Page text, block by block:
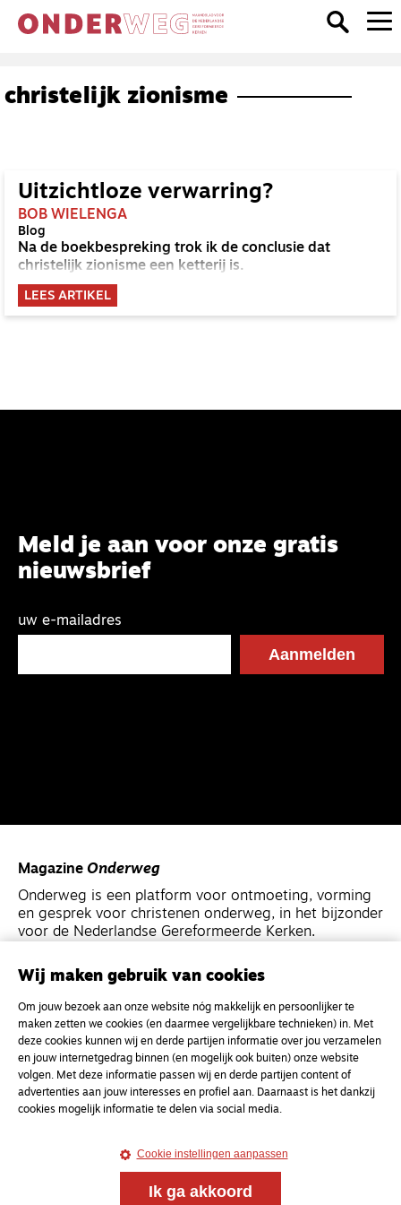
christelijk zionisme
Uitzichtloze verwarring?
BOB WIELENGA
Blog
Na de boekbespreking trok ik de conclusie dat
christelijk zionisme een ketterij is.
LEES ARTIKEL
Meld je aan voor onze gratis
nieuwsbrief
uw e-mailadres
Magazine Onderweg
Onderweg is een platform voor ontmoeting, vorming
en gesprek voor christenen onderweg, in het bijzonder
voor de Nederlandse Gereformeerde Kerken.
MagazineOnderweg
Kvk-nummer 33277063
NL46 INGB 0117 5827 86
info@onderwegonline.nl
Wij maken gebruik van cookies
Om jouw bezoek aan onze website nóg makkelijk en persoonlijker te
maken zetten we cookies (en daarmee vergelijkbare technieken) in. Met
deze cookies kunnen wij en derde partijen informatie over jou verzamelen
en jouw internetgedrag binnen (en mogelijk ook buiten) onze website
volgen. Met deze informatie passen wij en derde partijen content of
advertenties aan jouw interesses en profiel aan. Daarnaast is het dankzij
cookies mogelijk informatie te delen via social media.
Cookie instellingen aanpassen
Ik ga akkoord